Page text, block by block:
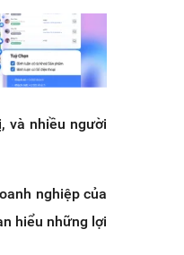
và nhiều người
nghiệp của
hiểu những lợi